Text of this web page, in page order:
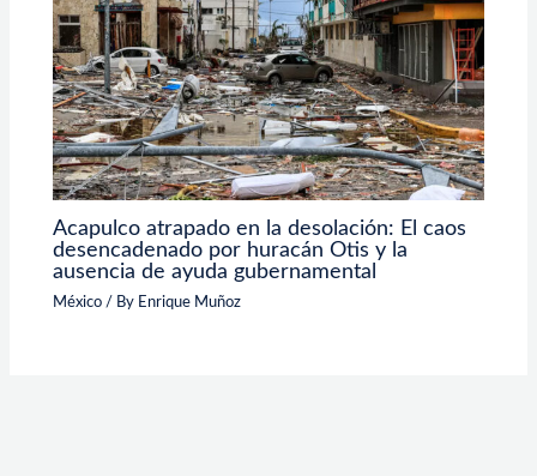
Acapulco atrapado en la desolación: El caos
desencadenado por huracán Otis y la
ausencia de ayuda gubernamental
México / By Enrique Muñoz